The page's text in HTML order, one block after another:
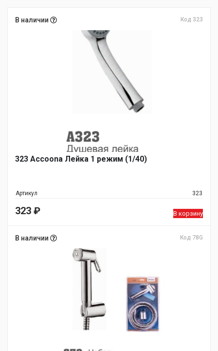
В наличии Код 323
323 Accoona Лейка 1 режим (1/40)
Артикул 323
323 ₽ В корзину
В наличии Код 78G